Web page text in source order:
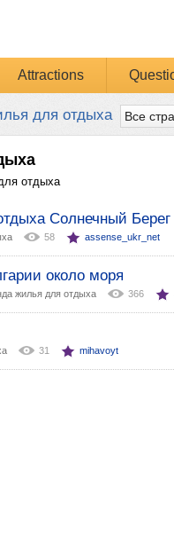
Attractions
для отдыха
отдыха
Солнечный Берег
58 assense_ukr_net
около моря
жилья для отдыха 366
31 mihavoyt